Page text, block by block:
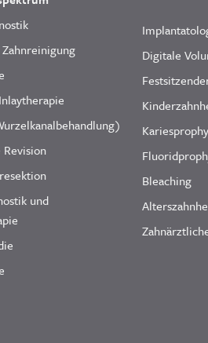
Revision
und
Digitale
Bleaching